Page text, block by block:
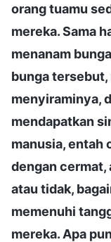
orang tuamu
mereka. Sama
menanam
bunga tersebut,
menyiraminya,
mendapatkan
manusia, entah
dengan cermat,
atau tidak,
memenuhi
mereka. Apa